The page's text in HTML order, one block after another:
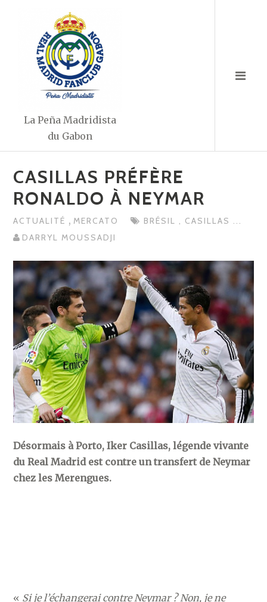
La Peña Madridista
du Gabon
CASILLAS PRÉFÈRE
RONALDO À NEYMAR
ACTUALITÉ , MERCATO BRÉSIL , CASILLAS ...
DARRYL MOUSSADJI
Désormais à Porto, Iker Casillas, légende vivante
du Real Madrid est contre un transfert de Neymar
chez les Merengues.
« Si je l’échangerai contre Neymar ? Non, je ne